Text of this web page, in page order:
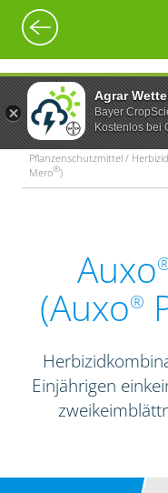
Agrar
Bayer
Kostenlos bei
Pflanzenschutzmittel /
Mero®)
Auxo
(Auxo®
Einjährigen